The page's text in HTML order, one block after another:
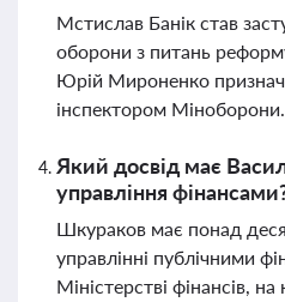
Мстислав Банік став
оборони з питань
Юрій Мироненко
інспектором Міноборони.
Який досвід має
управління
Шкураков має понад
управлінні публічними
Міністерстві фінансів,